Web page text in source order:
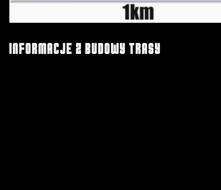
Informacje z budowy trasy